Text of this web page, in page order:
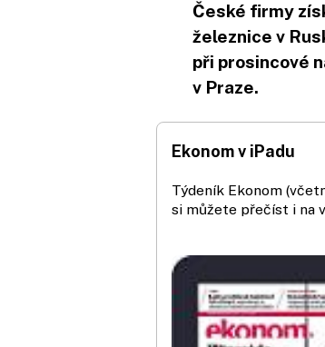
České firmy
železnice v
při prosincové
v Praze.
Ekonom v iPadu
Týdeník Ekonom
si můžete přečíst i na